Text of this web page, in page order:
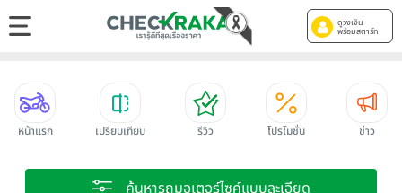
ดูวงเงิน
พร้อมสตาร์ท
หน้าแรก เปรียบเทียบ รีวิว โปรโมชั่น ข่าว
ค้นหารถมอเตอร์ไซค์แบบละเอียด